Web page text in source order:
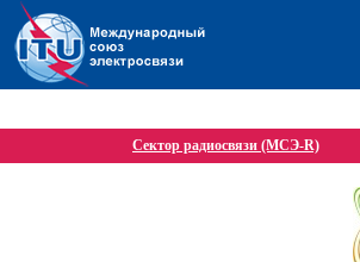
Сектор радиосвязи (МСЭ-R)